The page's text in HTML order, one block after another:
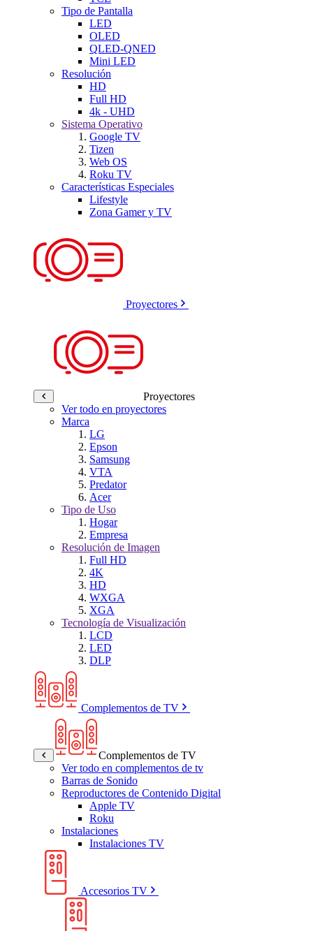
Tipo de Pantalla
LED
OLED
QLED-QNED
Mini LED
Resolución
HD
Full HD
4k - UHD
Sistema Operativo
Google TV
Tizen
Web OS
Roku TV
Características Especiales
Lifestyle
Zona Gamer y TV
Proyectores
Proyectores
Ver todo en proyectores
Marca
LG
Epson
Samsung
VTA
Predator
Acer
Tipo de Uso
Hogar
Empresa
Resolución de Imagen
Full HD
4K
HD
WXGA
XGA
Tecnología de Visualización
LCD
LED
DLP
Complementos de TV
Complementos de TV
Ver todo en complementos de tv
Barras de Sonido
Reproductores de Contenido Digital
Apple TV
Roku
Instalaciones
Instalaciones TV
Accesorios TV